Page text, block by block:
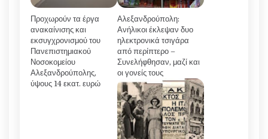
Προχωρούν τα έργα
ανακαίνισης και
εκσυγχρονισμού του
Πανεπιστημιακού
Νοσοκομείου
Αλεξανδρούπολης,
ύψους 14 εκατ. ευρώ
Αλεξανδρούπολη:
Ανήλικοι έκλεψαν δυο
ηλεκτρονικά τσιγάρα
από περίπτερο –
Συνελήφθησαν, μαζί και
οι γονείς τους